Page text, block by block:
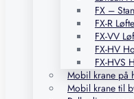
FX –
FX-R
FX-VV
FX-HV
FX-HVS
Mobil krane på
Mobil krane til